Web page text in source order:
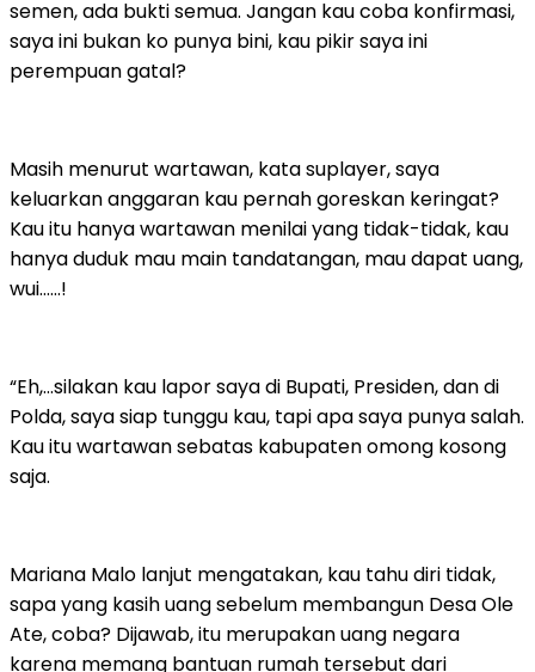
semen, ada bukti semua. Jangan kau coba konfirmasi,
saya ini bukan ko punya bini, kau pikir saya ini
perempuan gatal?
Masih menurut wartawan, kata suplayer, saya
keluarkan anggaran kau pernah goreskan keringat?
Kau itu hanya wartawan menilai yang tidak-tidak, kau
hanya duduk mau main tandatangan, mau dapat uang,
wui……!
“Eh,…silakan kau lapor saya di Bupati, Presiden, dan di
Polda, saya siap tunggu kau, tapi apa saya punya salah.
Kau itu wartawan sebatas kabupaten omong kosong
saja.
Mariana Malo lanjut mengatakan, kau tahu diri tidak,
sapa yang kasih uang sebelum membangun Desa Ole
Ate, coba? Dijawab, itu merupakan uang negara
karena memang bantuan rumah tersebut dari